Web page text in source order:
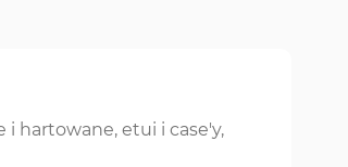
i hartowane, etui i case'y,